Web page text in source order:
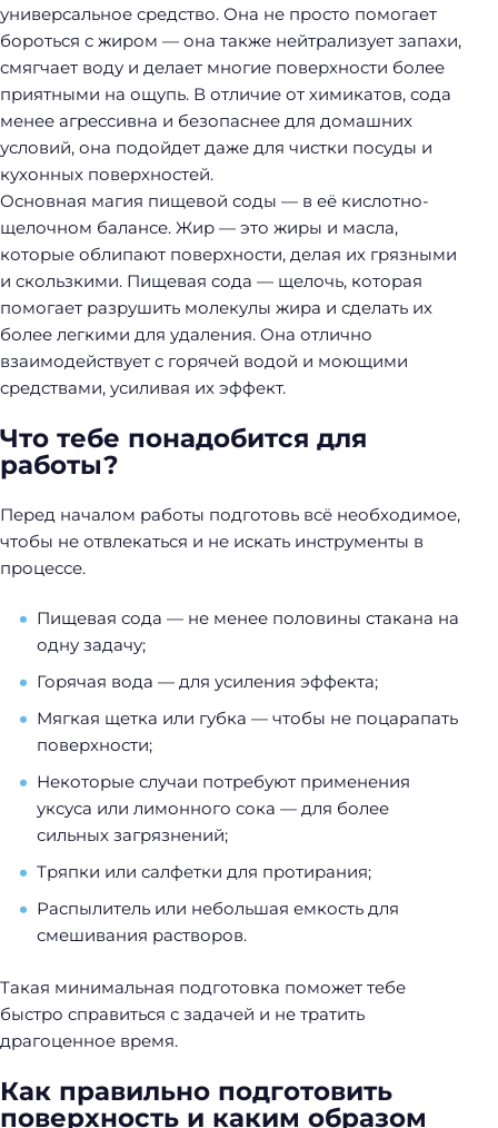
универсальное средство. Она не просто помогает
бороться с жиром — она также нейтрализует запахи,
смягчает воду и делает многие поверхности более
приятными на ощупь. В отличие от химикатов, сода
менее агрессивна и безопаснее для домашних
условий, она подойдет даже для чистки посуды и
кухонных поверхностей.
Основная магия пищевой соды — в её кислотно-
щелочном балансе. Жир — это жиры и масла,
которые облипают поверхности, делая их грязными
и скользкими. Пищевая сода — щелочь, которая
помогает разрушить молекулы жира и сделать их
более легкими для удаления. Она отлично
взаимодействует с горячей водой и моющими
средствами, усиливая их эффект.
Что тебе понадобится для
работы?
Перед началом работы подготовь всё необходимое,
чтобы не отвлекаться и не искать инструменты в
процессе.
Пищевая сода — не менее половины стакана на
одну задачу;
Горячая вода — для усиления эффекта;
Мягкая щетка или губка — чтобы не поцарапать
поверхности;
Некоторые случаи потребуют применения
уксуса или лимонного сока — для более
сильных загрязнений;
Тряпки или салфетки для протирания;
Распылитель или небольшая емкость для
смешивания растворов.
Такая минимальная подготовка поможет тебе
быстро справиться с задачей и не тратить
драгоценное время.
Как правильно подготовить
поверхность и каким образом